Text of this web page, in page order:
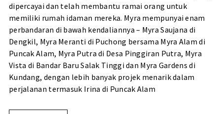
dipercayai dan telah membantu ramai orang untuk
memiliki rumah idaman mereka. Myra mempunyai enam
perbandaran di bawah kendaliannya – Myra Saujana di
Dengkil, Myra Meranti di Puchong bersama Myra Alam di
Puncak Alam, Myra Putra di Desa Pinggiran Putra, Myra
Vista di Bandar Baru Salak Tinggi dan Myra Gardens di
Kundang, dengan lebih banyak projek menarik dalam
perjalanan termasuk Irina di Puncak Alam